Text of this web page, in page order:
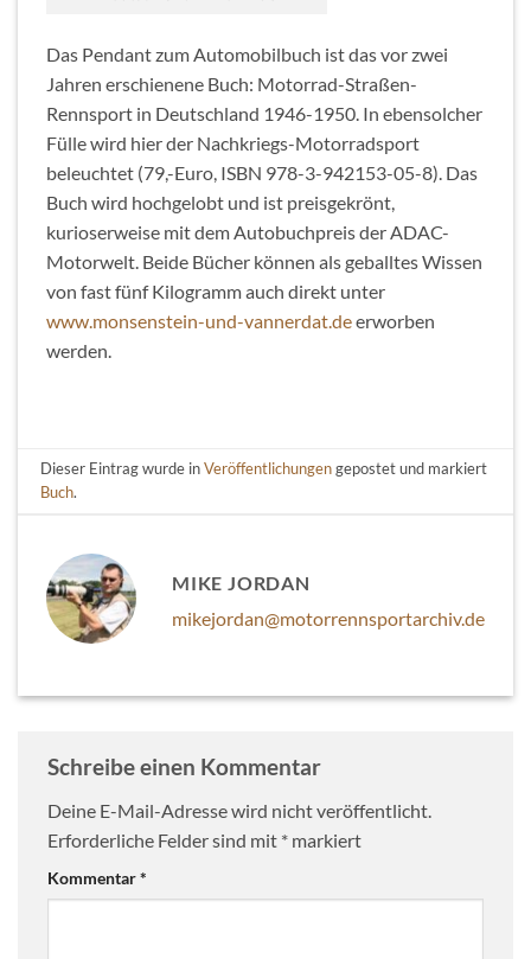
Das Pendant zum Automobilbuch ist das vor zwei
Jahren erschienene Buch: Motorrad-Straßen-
Rennsport in Deutschland 1946-1950. In ebensolcher
Fülle wird hier der Nachkriegs-Motorradsport
beleuchtet (79,-Euro, ISBN 978-3-942153-05-8). Das
Buch wird hochgelobt und ist preisgekrönt,
kurioserweise mit dem Autobuchpreis der ADAC-
Motorwelt. Beide Bücher können als geballtes Wissen
von fast fünf Kilogramm auch direkt unter
www.monsenstein-und-vannerdat.deerworben
werden.
Dieser Eintrag wurde inVeröffentlichungengepostet und markiert
Buch.
MIKE JORDAN
mikejordan@motorrennsportarchiv.de
Schreibe einen Kommentar
Deine E-Mail-Adresse wird nicht veröffentlicht.
Erforderliche Felder sind mit * markiert
Kommentar*